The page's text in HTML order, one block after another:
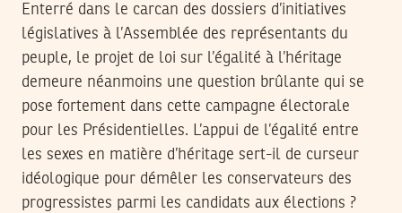
Enterré dans le carcan des dossiers d’initiatives
législatives à l’Assemblée des représentants du
peuple, le projet de loi sur l’égalité à l’héritage
demeure néanmoins une question brûlante qui se
pose fortement dans cette campagne électorale
pour les Présidentielles. L’appui de l’égalité entre
les sexes en matière d’héritage sert-il de curseur
idéologique pour démêler les conservateurs des
progressistes parmi les candidats aux élections ?